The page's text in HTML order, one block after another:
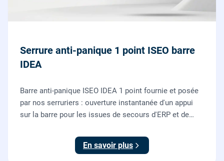
Serrure anti-panique 1 point ISEO barre
IDEA
Barre anti-panique ISEO IDEA 1 point fournie et posée
par nos serruriers : ouverture instantanée d'un appui
sur la barre pour les issues de secours d'ERP et de
En savoir plus